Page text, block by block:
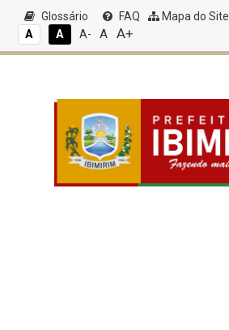
Glossário FAQ Mapa do Site
A
A A- A A+